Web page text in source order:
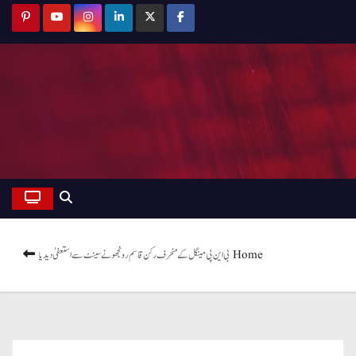
Homeبی این پی مینگل کے منحرف رکن قاسم رونجھو نے سینٹ سے استعفیٰ دیدیا